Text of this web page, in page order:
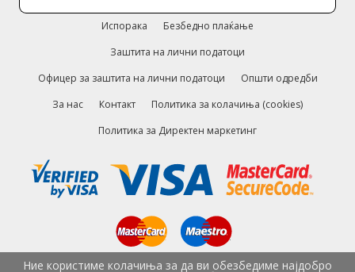
Испорака
Безбедно плаќање
Заштита на лични податоци
Офицер за заштита на лични податоци
Општи одредби
За нас
Контакт
Политика за колачиња (cookies)
Политика за Директен маркетинг
Ние користиме колачиња за да ви обезбедиме најдобро